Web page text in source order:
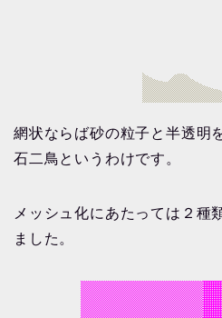
網状ならば砂の粒子と半透明
石二鳥というわけです。
メッシュ化にあたっては２種
ました。